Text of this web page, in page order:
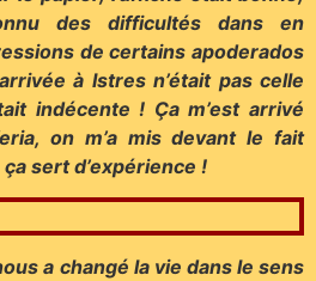
des difficultés dans en
de certains apoderados
à Istres n’était pas celle
indécente ! Ça m’est arrivé
on m’a mis devant le fait
sert d’expérience !
a changé la vie dans le sens